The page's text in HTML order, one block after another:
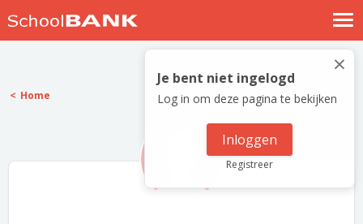
Nostalgische verhalen
Log in
Meld je gratis aan
×
Je bent niet ingelogd
Log in om deze pagina te bekijken
Inloggen
Registreer
Home